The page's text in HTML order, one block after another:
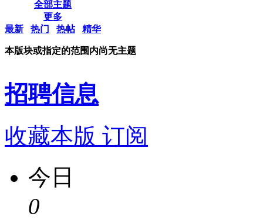
全部主题
更多
最新
热门 热帖 精华
本版块或指定的范围内尚无主题
招聘信息
收藏本版 订阅
今日
0